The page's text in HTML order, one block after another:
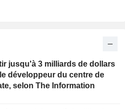
jusqu'à 3 milliards de dollars
développeur du centre de
selon The Information